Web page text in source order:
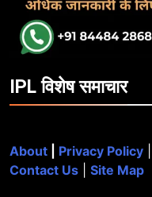
IPL विशेष समाचार
About Privacy Policy
Contact Us
Site Map